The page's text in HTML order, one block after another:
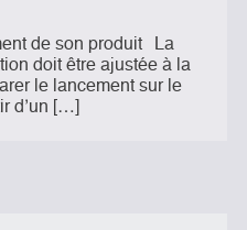
de son produit La
doit être ajustée à la
le lancement sur le
d’un […]